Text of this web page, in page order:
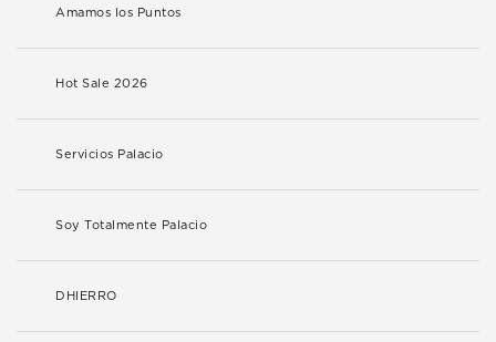
Amamos los Puntos
Hot Sale 2026
Servicios Palacio
Soy Totalmente Palacio
DHIERRO